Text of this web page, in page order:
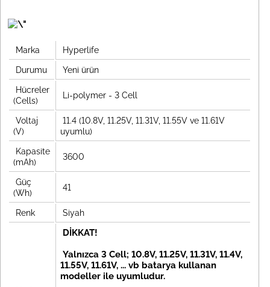
Marka Hyperlife
Durumu Yeni ürün
Hücreler
(Cells)
Li-polymer - 3 Cell
Voltaj
(V)
11.4 (10.8V, 11.25V, 11.31V, 11.55V ve 11.61V
uyumlu)
Kapasite
(mAh)
3600
Güç
(Wh)
41
Renk Siyah
DİKKAT!
Yalnızca 3 Cell; 10.8V, 11.25V, 11.31V, 11.4V,
11.55V, 11.61V, ... vb batarya kullanan
modeller ile uyumludur.